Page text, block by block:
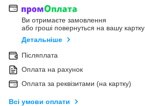
Ви отримаєте замовлення
або гроші повернуться на вашу картку
Детальніше
Післяплата
Оплата на рахунок
Оплата за реквізитами (на картку)
Всі умови оплати